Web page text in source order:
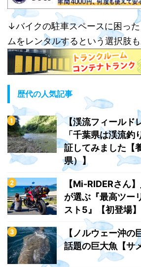
↓バイクの駐車スペースに困っ
ムをレンタルするという選択肢も
歴代の人気記事
【渓流フィールド
「千葉県は渓流釣
証してみました【
県）】
【Mi-RIDERさん
が選ぶ『最高ツー
スト5』【初登場】
【ノルウェー沖の
話題の巨大魚【サ